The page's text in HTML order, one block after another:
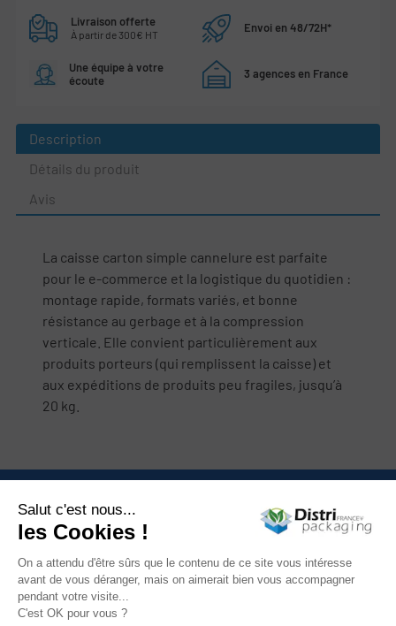
Livraison offerte
À partir de 300€ HT Envoi en 48/72H*
Une équipe à votre
écoute
3 agences en France
Description
Détails du produit
Avis
La caisse carton simple cannelure est parfaite
pour le e-commerce et la logistique du quotidien :
montage rapide, formats variés, et bonne
résistance au gerbage et à la compression
verticale. Elle convient particulièrement aux
produits porteurs (qui remplissent la caisse) et
aux expéditions de produits peu fragiles, jusqu’à
20 kg.
Catégories 
Mon compte
Informations